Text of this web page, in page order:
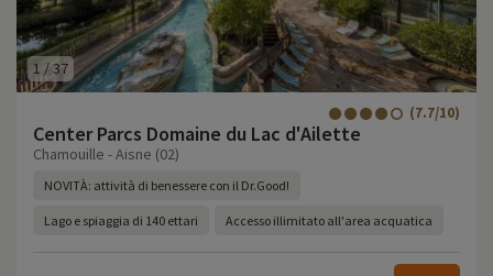
1 /37
Center Parcs Domaine du Lac d'Ailette
(7.7/10)
Chamouille - Aisne (02)
NOVITÀ: attività di benessere con il Dr.Good!
Lago e spiaggia di 140 ettari Accesso illimitato all'area acquatica